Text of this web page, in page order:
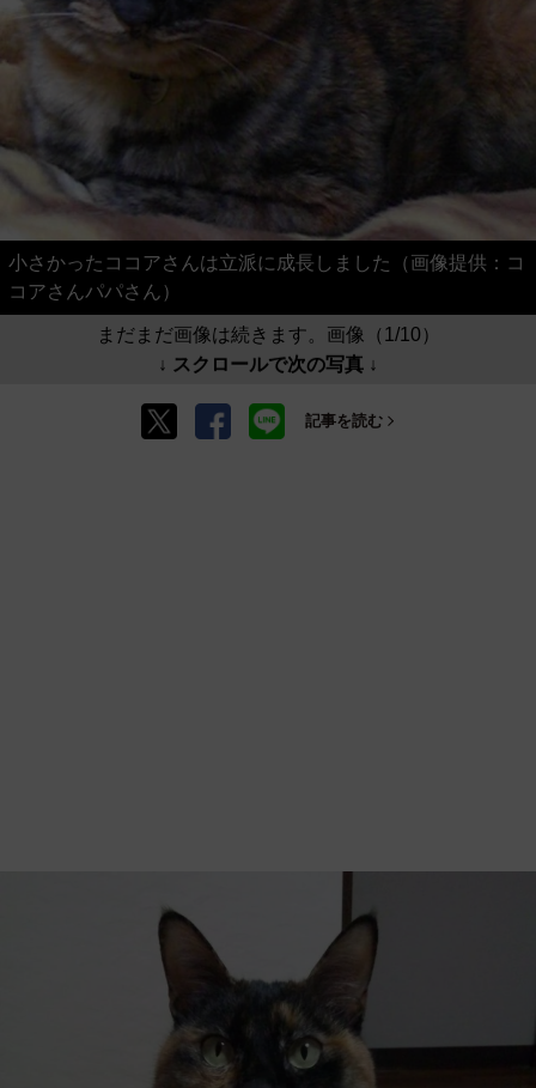
小さかったココアさんは立派に成長しました（画像提供：コ
コアさんパパさん）
まだまだ画像は続きます。画像（1/10）
↓ スクロールで次の写真 ↓
記事を読む